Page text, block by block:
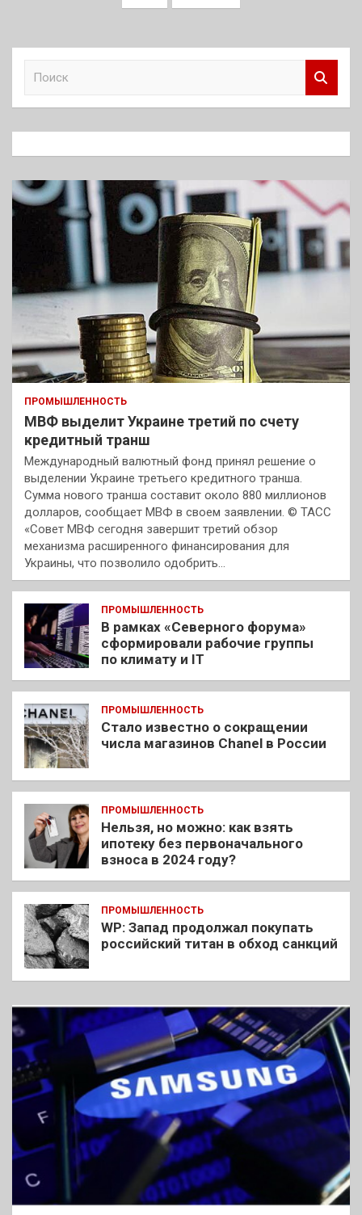
к
ПРОМЫШЛЕННОСТЬ
МВФ выделит Украине третий по счету
кредитный транш
Международный валютный фонд принял решение о
выделении Украине третьего кредитного транша.
Сумма нового транша составит около 880 миллионов
долларов, сообщает МВФ в своем заявлении. © ТАСС
«Совет МВФ сегодня завершит третий обзор
механизма расширенного финансирования для
Украины, что позволило одобрить…
ПРОМЫШЛЕННОСТЬ
В рамках «Северного форума»
сформировали рабочие группы
по климату и IT
ПРОМЫШЛЕННОСТЬ
Стало известно о сокращении
числа магазинов Chanel в России
ПРОМЫШЛЕННОСТЬ
Нельзя, но можно: как взять
ипотеку без первоначального
взноса в 2024 году?
ПРОМЫШЛЕННОСТЬ
WP: Запад продолжал покупать
российский титан в обход санкций